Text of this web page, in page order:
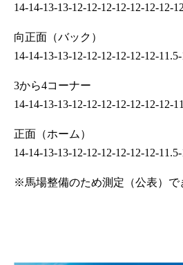
14-14-13-13-12-12-12-12-12-12-12-
向正面（バック）
14-14-13-13-12-12-12-12-12-12-
3から4コーナー
14-14-13-13-12-12-12-12-12-12-12-
正面（ホーム）
14-14-13-13-12-12-12-12-12-12-
※馬場整備のため測定（公表）で